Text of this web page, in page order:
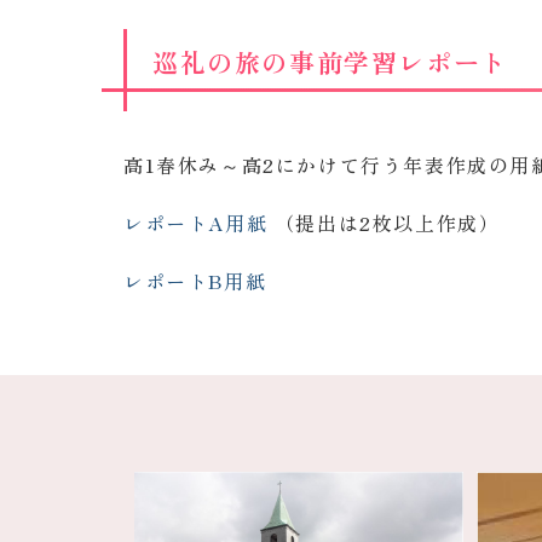
巡礼の旅の事前学習レポート
高1春休み～高2にかけて行う年表作成の用
レポートA用紙 （提出は2枚以上作成）
レポートB用紙